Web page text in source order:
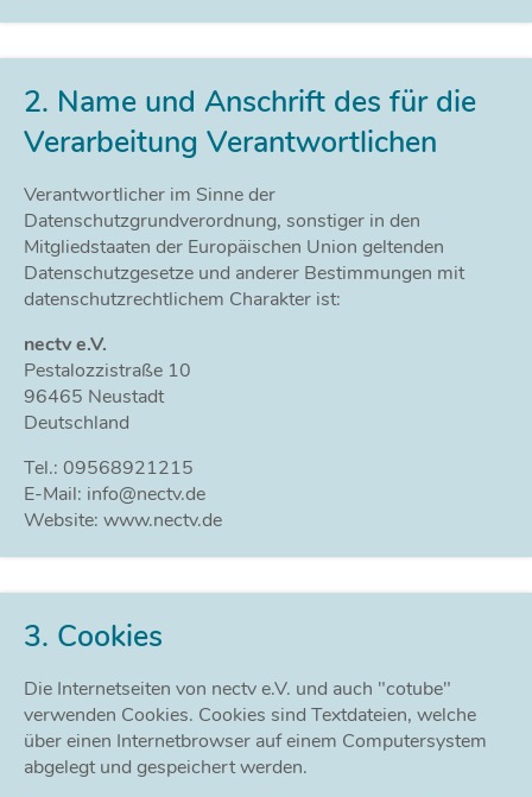
2. Name und Anschrift des für die
Verarbeitung Verantwortlichen
Verantwortlicher im Sinne der
Datenschutzgrundverordnung, sonstiger in den
Mitgliedstaaten der Europäischen Union geltenden
Datenschutzgesetze und anderer Bestimmungen mit
datenschutzrechtlichem Charakter ist:
nectv e.V.
Pestalozzistraße 10
96465 Neustadt
Deutschland
Tel.: 09568921215
E-Mail: info@nectv.de
Website: www.nectv.de
3. Cookies
Die Internetseiten von nectv e.V. und auch "cotube"
verwenden Cookies. Cookies sind Textdateien, welche
über einen Internetbrowser auf einem Computersystem
abgelegt und gespeichert werden.